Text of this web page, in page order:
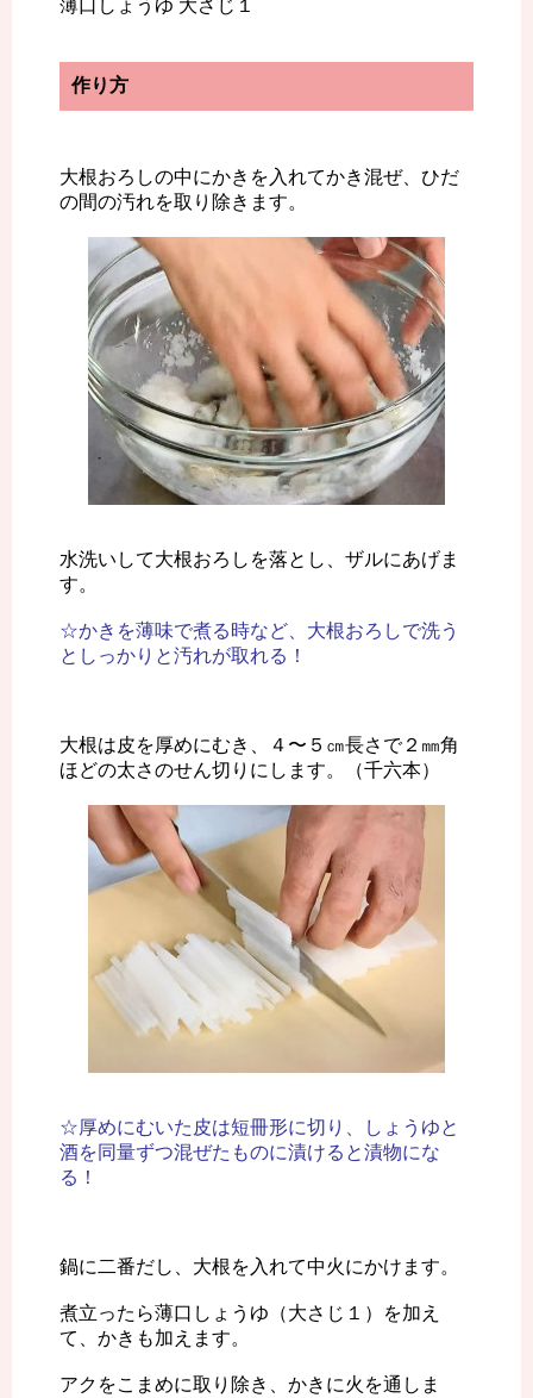
薄口しょうゆ 大さじ１
作り方
大根おろしの中にかきを入れてかき混ぜ、ひだ
の間の汚れを取り除きます。
水洗いして大根おろしを落とし、ザルにあげま
す。
☆かきを薄味で煮る時など、大根おろしで洗う
としっかりと汚れが取れる！
大根は皮を厚めにむき、４〜５㎝長さで２㎜角
ほどの太さのせん切りにします。（千六本）
☆厚めにむいた皮は短冊形に切り、しょうゆと
酒を同量ずつ混ぜたものに漬けると漬物にな
る！
鍋に二番だし、大根を入れて中火にかけます。
煮立ったら薄口しょうゆ（大さじ１）を加え
て、かきも加えます。
アクをこまめに取り除き、かきに火を通しま